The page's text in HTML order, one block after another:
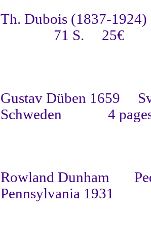
Th. Dubois (1837-1924)
71 S.
25€
Gustav Düben 1659
Schweden
4
Rowland Dunham
Pennsylvania 1931